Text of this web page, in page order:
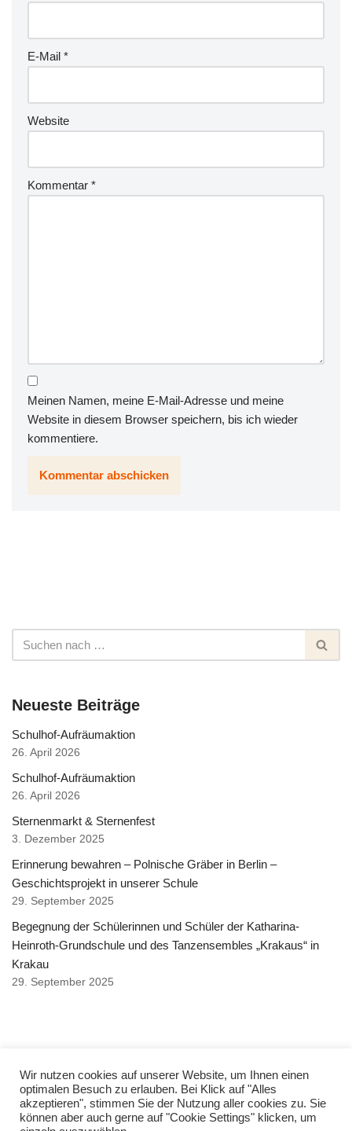
E-Mail *
Website
Kommentar *
Meinen Namen, meine E-Mail-Adresse und meine
Website in diesem Browser speichern, bis ich wieder
kommentiere.
Neueste Beiträge
Schulhof-Aufräumaktion
26. April 2026
Schulhof-Aufräumaktion
26. April 2026
Sternenmarkt & Sternenfest
3. Dezember 2025
Erinnerung bewahren – Polnische Gräber in Berlin –
Geschichtsprojekt in unserer Schule
29. September 2025
Begegnung der Schülerinnen und Schüler der Katharina-
Heinroth-Grundschule und des Tanzensembles „Krakaus“ in
Krakau
29. September 2025
Copyright © Katharina Heinroth Grundschule 2021
Impressum
Wir nutzen cookies auf unserer Website, um Ihnen einen
optimalen Besuch zu erlauben. Bei Klick auf "Alles
akzeptieren", stimmen Sie der Nutzung aller cookies zu. Sie
können aber auch gerne auf "Cookie Settings" klicken, um